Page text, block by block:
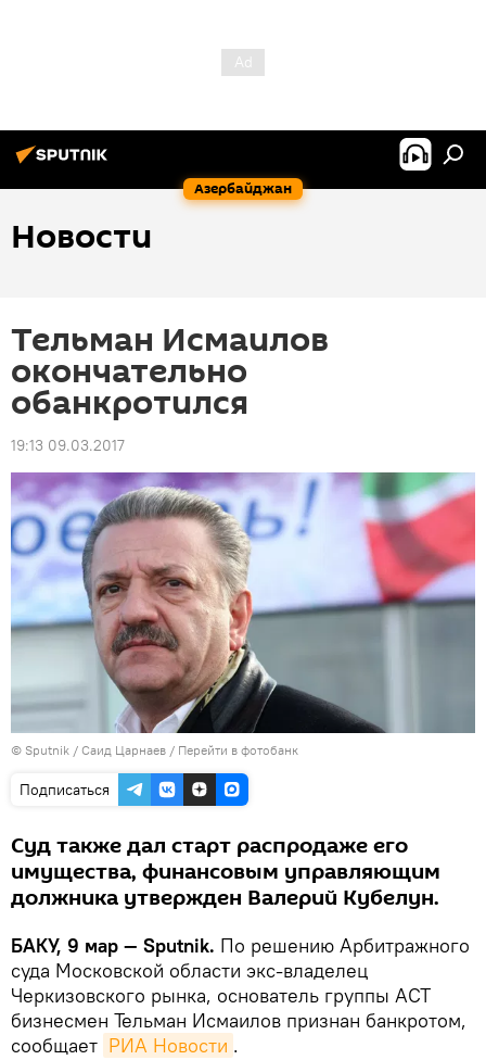
Азербайджан
Новости
Тельман Исмаилов
окончательно
обанкротился
19:13 09.03.2017
© Sputnik / Саид Царнаев / Перейти в фотобанк
Подписаться
Суд также дал старт распродаже его
имущества, финансовым управляющим
должника утвержден Валерий Кубелун.
БАКУ, 9 мар — Sputnik. По решению Арбитражного
суда Московской области экс-владелец
Черкизовского рынка, основатель группы АСТ
бизнесмен Тельман Исмаилов признан банкротом,
сообщает РИА Новости .